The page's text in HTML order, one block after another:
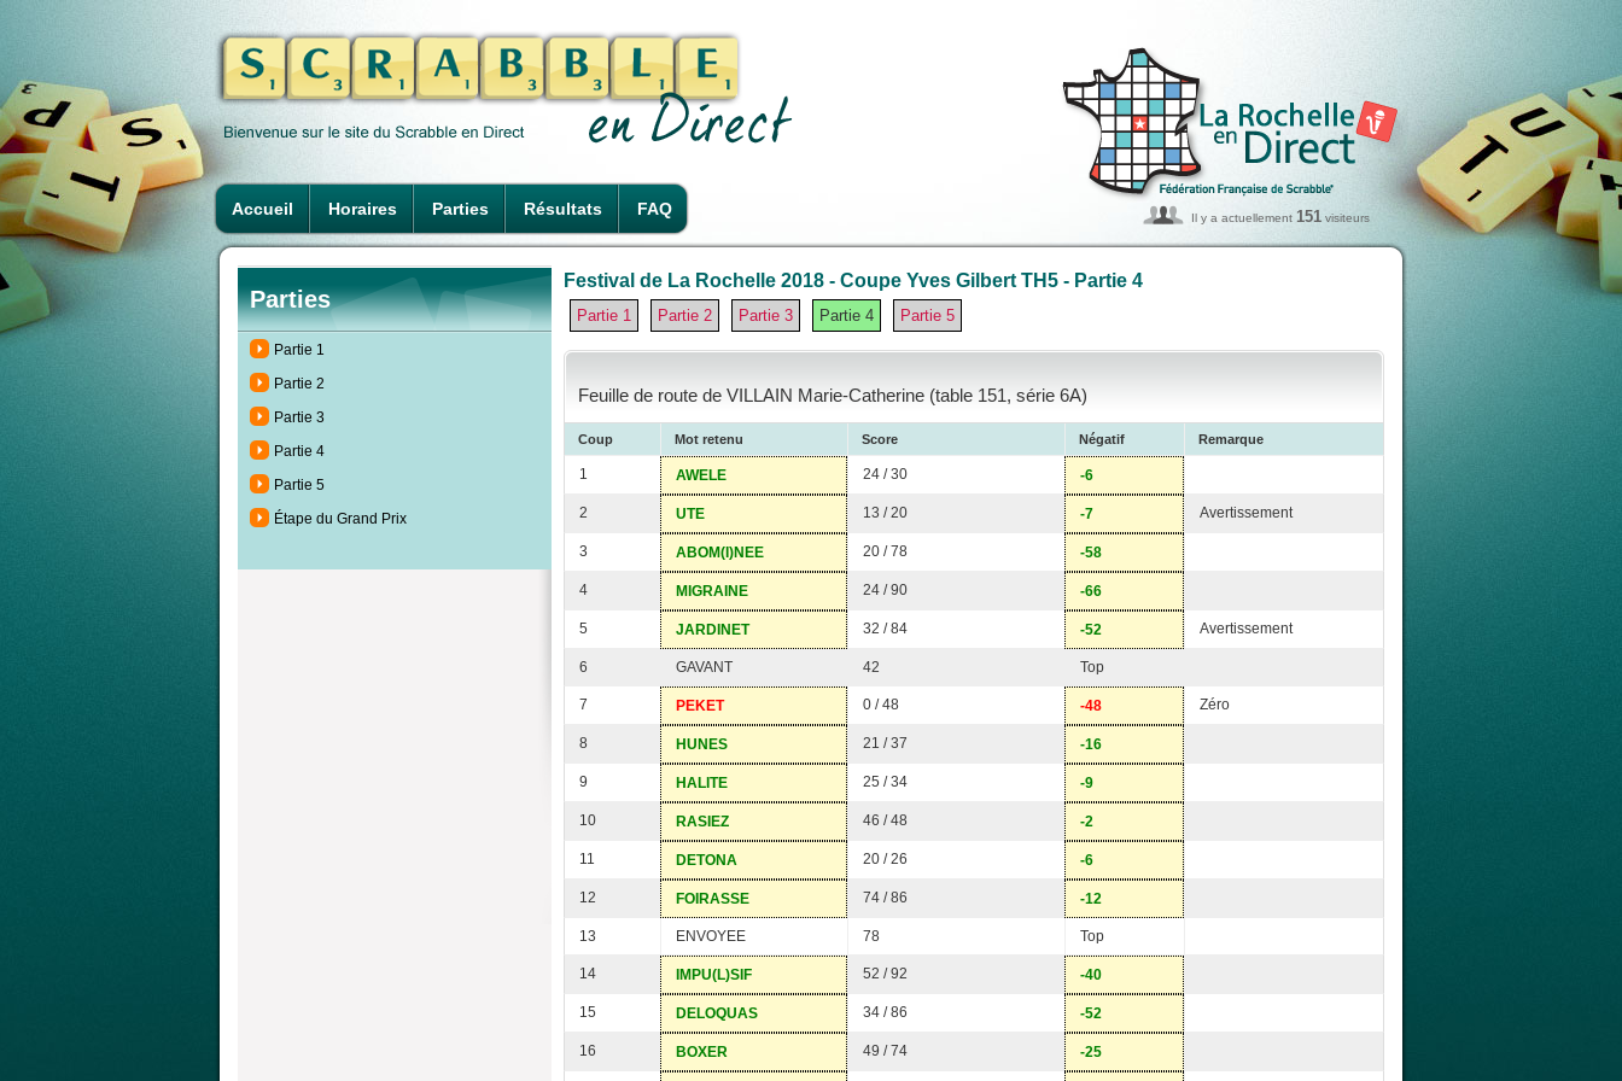
Accueil Horaires Parties Résultats FAQ Il y a actuellement 151 visiteurs
Parties
Partie 1
Partie 2
Partie 3
Partie 4
Partie 5
Étape du Grand Prix
Festival de La Rochelle 2018 - Coupe Yves Gilbert TH5 - Partie 4
Partie 1 Partie 2 Partie 3 Partie 4 Partie 5
Feuille de route de VILLAIN Marie-Catherine (table 151, série 6A)
Coup Mot retenu Score Négatif Remarque
1 AWELE 24 / 30 -6
2 UTE 13 / 20 -7 Avertissement
3 ABOM(I)NEE 20 / 78 -58
4 MIGRAINE 24 / 90 -66
5 JARDINET 32 / 84 -52 Avertissement
6 GAVANT 42 Top
7 PEKET 0 / 48 -48 Zéro
8 HUNES 21 / 37 -16
9 HALITE 25 / 34 -9
10 RASIEZ 46 / 48 -2
11 DETONA 20 / 26 -6
12 FOIRASSE 74 / 86 -12
13 ENVOYEE 78 Top
14 IMPU(L)SIF 52 / 92 -40
15 DELOQUAS 34 / 86 -52
16 BOXER 49 / 74 -25